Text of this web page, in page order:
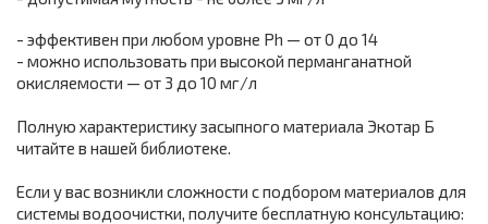
- эффективен при любом уровне Ph — от 0 до 14
- можно использовать при высокой перманганатной
окисляемости — от 3 до 10 мг/л
Полную характеристику засыпного материала Экотар Б
читайте в нашей библиотеке.
Если у вас возникли сложности с подбором материалов для
системы водоочистки, получите бесплатную консультацию: